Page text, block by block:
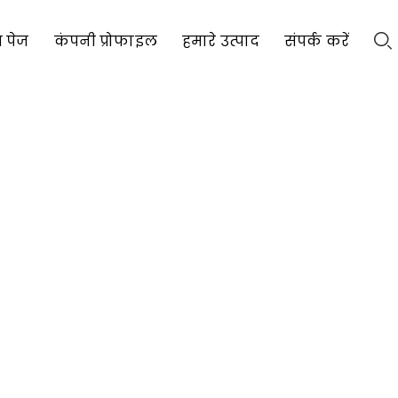
पेज कंपनी प्रोफाइल हमारे उत्पाद संपर्क करें